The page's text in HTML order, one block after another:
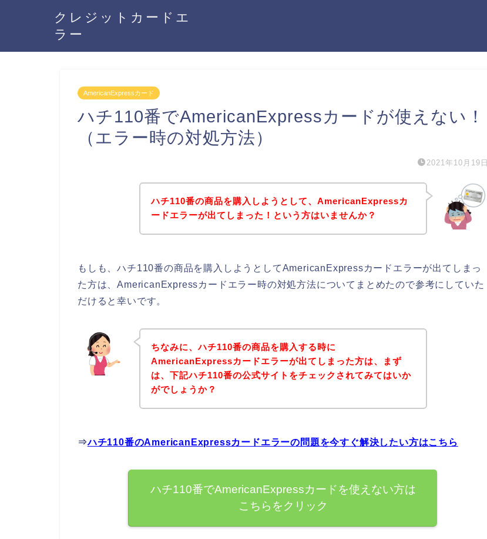
クレジットカードエ
ラー
AmericanExpressカード
ハチ110番でAmericanExpressカードが使えない！
（エラー時の対処方法）
2021年10月19日
ハチ110番の商品を購入しようとして、AmericanExpressカ
ードエラーが出てしまった！という方はいませんか？
もしも、ハチ110番の商品を購入しようとしてAmericanExpressカードエラーが出てしまっ
た方は、AmericanExpressカードエラー時の対処方法についてまとめたので参考にしていた
だけると幸いです。
ちなみに、ハチ110番の商品を購入する時に
AmericanExpressカードエラーが出てしまった方は、まず
は、下記ハチ110番の公式サイトをチェックされてみてはいか
がでしょうか？
⇒ハチ110番のAmericanExpressカードエラーの問題を今すぐ解決したい方はこちら
ハチ110番でAmericanExpressカードを使えない方は
こちらをクリック